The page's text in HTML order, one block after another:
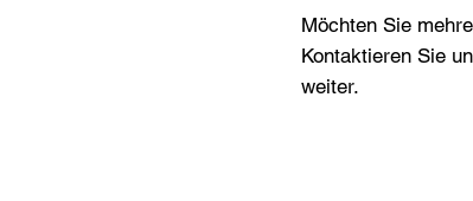
Möchten Sie
Kontaktieren Sie
weiter.